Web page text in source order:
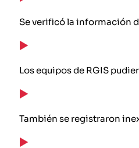
Se verificó la información
Los equipos de RGIS
También se registraron